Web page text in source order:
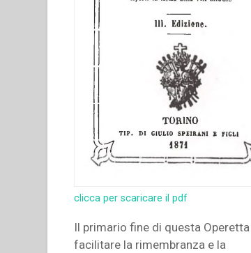
clicca per scaricare il pdf
Il primario fine di questa
facilitare la rimembranza e la